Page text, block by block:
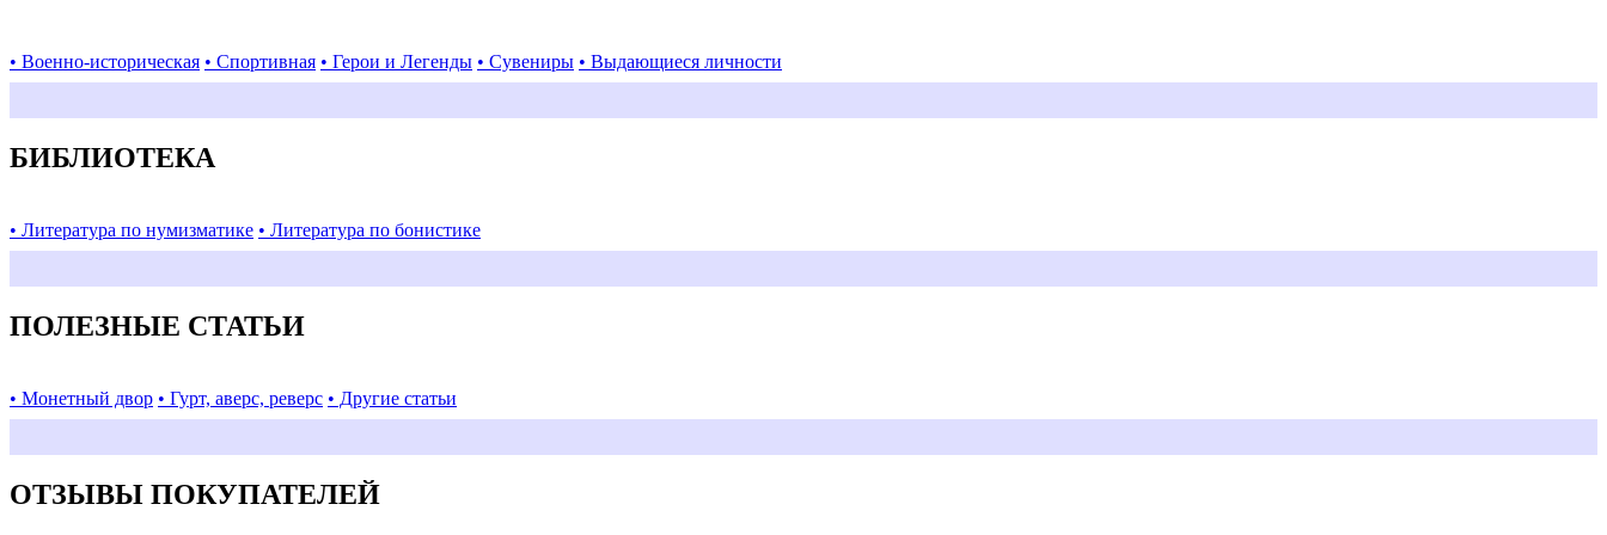
• Военно-историческая • Спортивная • Герои и Легенды • Сувениры • Выдающиеся личности
БИБЛИОТЕКА
• Литература по нумизматике • Литература по бонистике
ПОЛЕЗНЫЕ СТАТЬИ
• Монетный двор • Гурт, аверс, реверс • Другие статьи
ОТЗЫВЫ ПОКУПАТЕЛЕЙ